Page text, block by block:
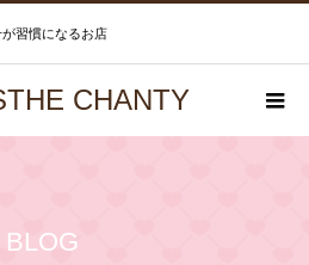
が習慣になるお店
CHANTY
BLOG